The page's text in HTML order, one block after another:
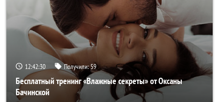
12:42:28 Получили:59
Бесплатный тренинг «Влажные секреты» от Оксаны
Бачинской